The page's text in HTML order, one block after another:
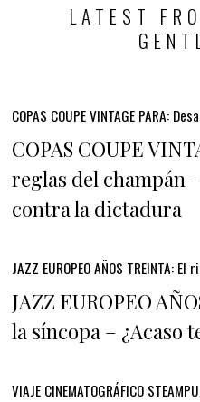
LATEST
COPAS COUPE VINTAGE PARA:
COPAS COUPE
reglas del champán
contra la dictadura
JAZZ EUROPEO AÑOS TREINTA:
JAZZ EUROPEO
la síncopa – ¿Acaso
VIAJE CINEMATOGRÁFICO